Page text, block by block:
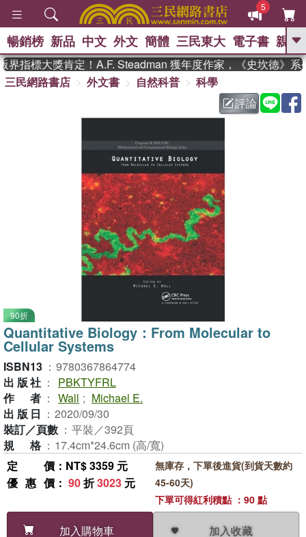
5
GO
熱搜： 東野圭吾 、
父親節 、 如果歷
暑期推薦 、 國際布克
登輝時代 、 數學女孩：黎曼猜想
偉大的迷走神經
暢銷榜 新品 中文 外文 簡體 三民東大 電子書 親子
指標大獎肯定！A.F. Steadman 獲年度作家，《史坎德》系
三民網路書店
外文書 自然科普
科學
評論
90折
Quantitative Biology：From Molecular to
Cellular Systems
ISBN13 ： 9780367864774
出版社 ：
PBKTYFRL
作者 ： Wall ; Michael E.
出版日 ： 2020/09/30
裝訂／頁數 ： 平裝／392頁
規格 ： 17.4cm*24.6cm (高/寬)
定價 ：NT$ 3359 元
優惠價 ： 90折3023 元
加入購物車 加入收藏
無庫存，下單後進貨(到貨天數約
45-60天)
下單可得紅利積點 ：90 點